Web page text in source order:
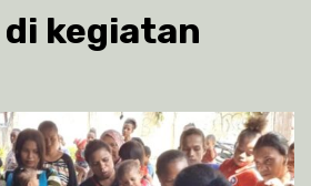
kegiatan